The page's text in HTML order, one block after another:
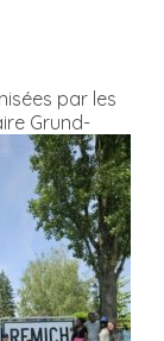
par les
Grund-